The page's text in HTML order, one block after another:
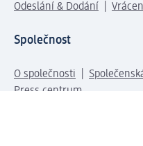
Odeslání & Dodání
Společnost
O společnosti
Press centrum